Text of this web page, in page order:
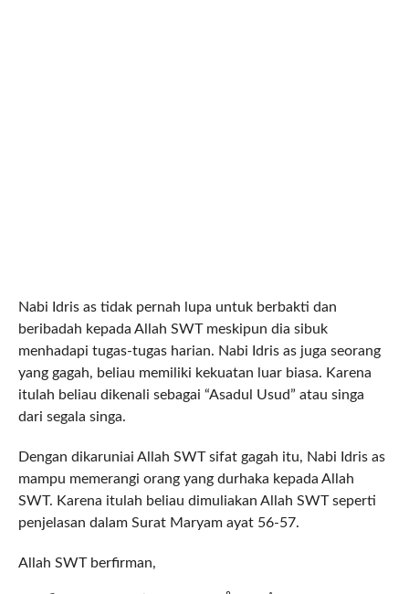
Nabi Idris as tidak pernah lupa untuk berbakti dan
beribadah kepada Allah SWT meskipun dia sibuk
menhadapi tugas-tugas harian. Nabi Idris as juga seorang
yang gagah, beliau memiliki kekuatan luar biasa. Karena
itulah beliau dikenali sebagai “Asadul Usud” atau singa
dari segala singa.
Dengan dikaruniai Allah SWT sifat gagah itu, Nabi Idris as
mampu memerangi orang yang durhaka kepada Allah
SWT. Karena itulah beliau dimuliakan Allah SWT seperti
penjelasan dalam Surat Maryam ayat 56-57.
Allah SWT berfirman,